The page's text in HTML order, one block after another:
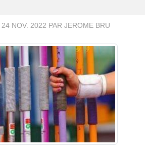
24 NOV. 2022 PAR JEROME BRU